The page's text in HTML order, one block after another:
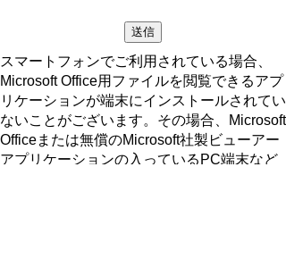
スマートフォンでご利用されている場合、
Microsoft Office用ファイルを閲覧できるアプ
リケーションが端末にインストールされてい
ないことがございます。その場合、Microsoft
Officeまたは無償のMicrosoft社製ビューアー
アプリケーションの入っているPC端末など